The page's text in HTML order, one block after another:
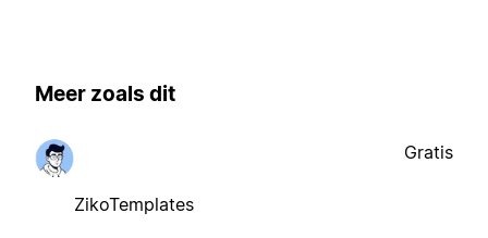
Meer zoals dit
ZikoTemplates
Gratis